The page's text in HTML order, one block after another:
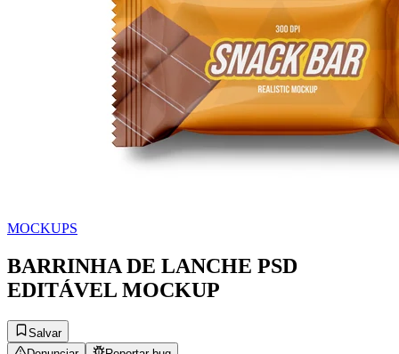
MOCKUPS
BARRINHA DE LANCHE PSD
EDITÁVEL MOCKUP
Salvar